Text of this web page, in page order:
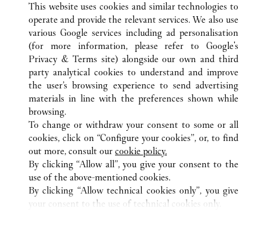
ALL CARTIER LOCATIONS JAPAN
TOKYO
SETAGAYA-KU
3-17-1 TAMAGAWA
CUSTOMER CARE
CONTACT US
HTTPS://WWW.CARTIER.COM.AU/EN-AU/SERVICES/YOUR-
PURCHASE-CONCIERGE/FAQ/ORDERS/HOW-TO-SHOP-
ONLINE-PAGE-1.HTML
OUR COMPANY
CAREERS
FIND A BOUTIQUE
This website uses cookies and similar technologies to
operate and provide the relevant services. We also use
various Google services including ad personalisation
(for more information, please refer to Google's
Privacy & Terms site) alongside our own and third
party analytical cookies to understand and improve
the user’s browsing experience to send advertising
materials in line with the preferences shown while
browsing.
To change or withdraw your consent to some or all
cookies, click on “Configure your cookies”, or, to find
out more, consult our cookie policy.
By clicking “Allow all”, you give your consent to the
use of the above-mentioned cookies.
By clicking “Allow technical cookies only”, you give
your consent to the use of technical cookies only.